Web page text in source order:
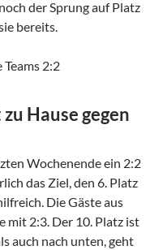
der Sprung auf Platz
bereits.
2:2
Hause gegen
Wochenende ein 2:2
das Ziel, den 6. Platz
Die Gäste aus
mit 2:3. Der 10. Platz ist
auch nach unten, geht